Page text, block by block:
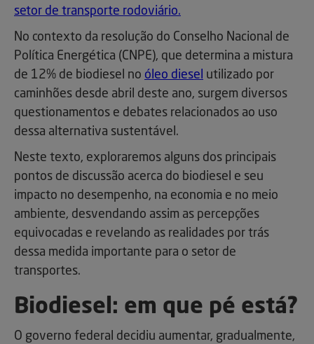
setor de transporte rodoviário.
No contexto da resolução do Conselho Nacional de
Política Energética (CNPE), que determina a mistura
de 12% de biodiesel no óleo diesel utilizado por
caminhões desde abril deste ano, surgem diversos
questionamentos e debates relacionados ao uso
dessa alternativa sustentável.
Neste texto, exploraremos alguns dos principais
pontos de discussão acerca do biodiesel e seu
impacto no desempenho, na economia e no meio
ambiente, desvendando assim as percepções
equivocadas e revelando as realidades por trás
dessa medida importante para o setor de
transportes.
Biodiesel: em que pé está?
O governo federal decidiu aumentar, gradualmente,